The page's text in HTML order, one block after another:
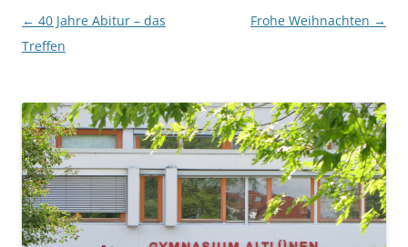
Beitragsnavigation
← 40 Jahre Abitur – das
Treffen
Frohe Weihnachten →